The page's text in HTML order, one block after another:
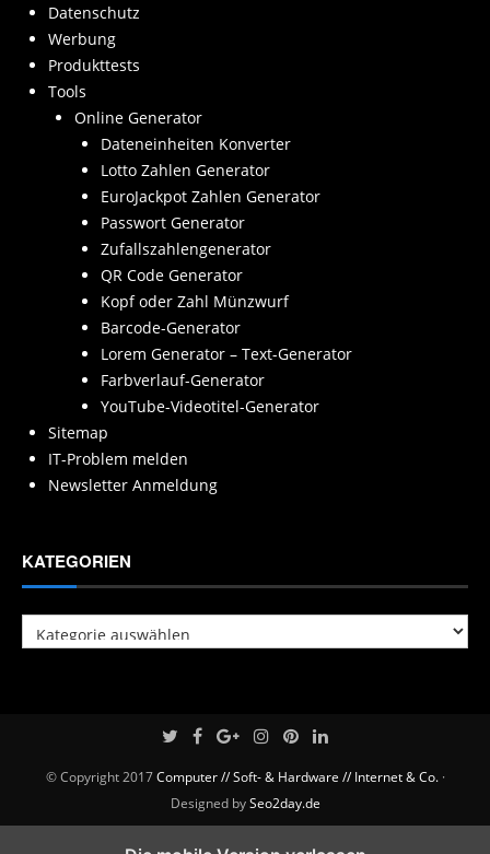
Datenschutz
Werbung
Produkttests
Tools
Online Generator
Dateneinheiten Konverter
Lotto Zahlen Generator
EuroJackpot Zahlen Generator
Passwort Generator
Zufallszahlengenerator
QR Code Generator
Kopf oder Zahl Münzwurf
Barcode-Generator
Lorem Generator – Text-Generator
Farbverlauf-Generator
YouTube-Videotitel-Generator
Sitemap
IT-Problem melden
Newsletter Anmeldung
KATEGORIEN
Kategorien
© Copyright 2017Computer // Soft- & Hardware // Internet & Co.·
Designed bySeo2day.de